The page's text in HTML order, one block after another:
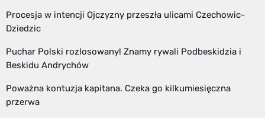
Procesja w intencji Ojczyzny przeszła ulicami Czechowic-
Dziedzic
Puchar Polski rozlosowany! Znamy rywali Podbeskidzia i
Beskidu Andrychów
Poważna kontuzja kapitana. Czeka go kilkumiesięczna
przerwa